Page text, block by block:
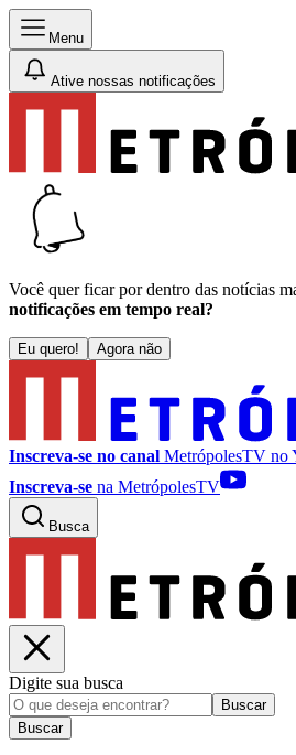
Menu
Ative nossas notificações
Você quer ficar por dentro das notícias
notificações em tempo real?
Eu quero! Agora não
Inscreva-se no canal MetrópolesTV no
Inscreva-se na MetrópolesTV
Busca
Digite sua busca
Buscar
Buscar